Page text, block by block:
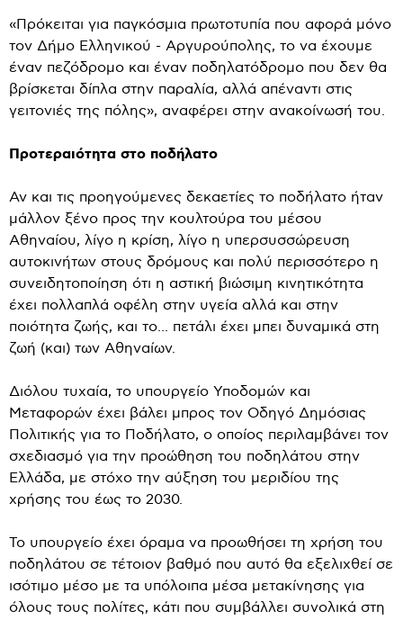
«Πρόκειται για παγκόσμια πρωτοτυπία που αφορά μόνο
τον Δήμο Ελληνικού - Αργυρούπολης, το να έχουμε
έναν πεζόδρομο και έναν ποδηλατόδρομο που δεν θα
βρίσκεται δίπλα στην παραλία, αλλά απέναντι στις
γειτονιές της πόλης», αναφέρει στην ανακοίνωσή του.
Προτεραιότητα στο ποδήλατο
Αν και τις προηγούμενες δεκαετίες το ποδήλατο ήταν
μάλλον ξένο προς την κουλτούρα του μέσου
Αθηναίου, λίγο η κρίση, λίγο η υπερσυσσώρευση
αυτοκινήτων στους δρόμους και πολύ περισσότερο η
συνειδητοποίηση ότι η αστική βιώσιμη κινητικότητα
έχει πολλαπλά οφέλη στην υγεία αλλά και στην
ποιότητα ζωής, και το... πετάλι έχει μπει δυναμικά στη
ζωή (και) των Αθηναίων.
Διόλου τυχαία, το υπουργείο Υποδομών και
Μεταφορών έχει βάλει μπρος τον Οδηγό Δημόσιας
Πολιτικής για το Ποδήλατο, ο οποίος περιλαμβάνει τον
σχεδιασμό για την προώθηση του ποδηλάτου στην
Ελλάδα, με στόχο την αύξηση του μεριδίου της
χρήσης του έως το 2030.
Το υπουργείο έχει όραμα να προωθήσει τη χρήση του
ποδηλάτου σε τέτοιον βαθμό που αυτό θα εξελιχθεί σε
ισότιμο μέσο με τα υπόλοιπα μέσα μετακίνησης για
όλους τους πολίτες, κάτι που συμβάλλει συνολικά στη